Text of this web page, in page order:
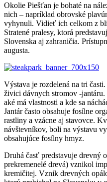
Okolie Piešťan je bohaté na
nich – napríklad obrovské
vyhynuli. Vidieť ich celkom z
Stratené pralesy, ktorá
Slovenska aj zahraničia.
augusta.
Výstava je rozdelená na tri
živici dávnych stromov -
aké má vlastnosti a kde sa
Jantár často obsahuje fosílne
rastliny a vzácne aj stavovce.
návštevníkov, boli na výstavu
obsahujúce fosílny hmyz.
Druhá časť predstavuje drevný
prekremenelé drevá) vznikol
kremičitej. Vznik drevných